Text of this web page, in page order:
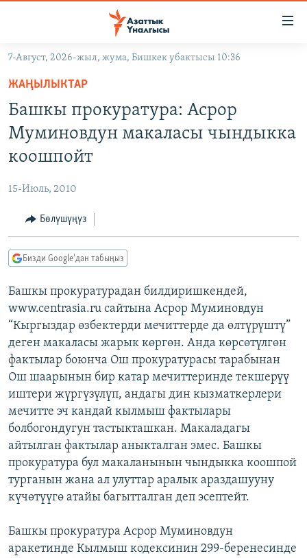
Навигацияга
өтүңүз
Издөөгө
салыңыз
МАДАНИЯТ
УКРАИНА
ТВ ПРОГРАММАЛАР
БҮГҮН АЗАТТЫКТА
ДАНИСТЕ
АЗАТТЫК+
ЫҢГАЙСЫЗ СУРООЛОР
ПОДКАСТ
ОНЛАЙН ШЕРИНЕ
ЭЕ/АРнун бардык сайттары
7-Август, 2026-жыл, жума, Бишкек убактысы 10:36
ЖАҢЫЛЫКТАР
Башкы прокуратура: Асрор
Муминовдун макаласы чындыкка
коошпойт
15-Июль, 2010
Бөлүшүңүз
Бизди Google'дан табыңыз
Башкы прокуратурадан билдиришкендей,
www.centrasia.ru сайтына Асрор Муминовдун
“Кыргыздар өзбектерди мечиттерде да өлтүрүштү”
деген макаласы жарык көргөн. Анда көрсөтүлгөн
фактылар боюнча Ош прокуратурасы тарабынан
Ош шаарынын бир катар мечиттеринде текшерүү
иштери жүргүзүлүп, андагы дин кызматкерлери
мечитте эч кандай кылмыш фактылары
болбогондугун тастыкташкан. Макаладагы
айтылган фактылар аныкталган эмес. Башкы
прокуратура бул макаланынын чындыкка коошпой
турганын жана ал улуттар аралык араздашууну
күчөтүүгө атайы багытталган деп эсептейт.
Башкы прокуратура Асрор Муминовдун
аракетинде Кылмыш кодексинин 299-беренесинде